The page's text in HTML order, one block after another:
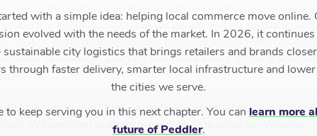
Doré is de gouden tegenhanger van de Graphique Classique
in subtiel ton-sur-ton wit op wit. Net als de Blanc-
maten, ovale gourmetborden, pastaborden en koffieservies.
combineren prachtig met beide series, zodat je kunt
zien en voelen? Kom langs bij Représentable, onze
We vertellen je graag meer over deze collectie. Woon je
with a simple idea: helping local commerce move online.
evolved with the needs of the market. In 2026, it
city logistics that brings retailers and brands
through faster delivery, smarter local infrastructure and
the cities we serve.
to keep serving you in this next chapter. You can learn more
future of Peddler.